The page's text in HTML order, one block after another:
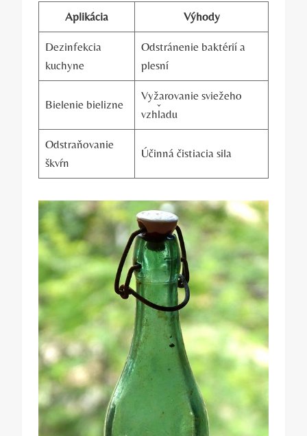
Aplikácia Výhody
Dezinfekcia
kuchyne
Odstránenie baktérií a
plesní
Bielenie bielizne
Vyžarovanie sviežeho
vzhľadu
Odstraňovanie
škvŕn
Účinná čistiacia sila